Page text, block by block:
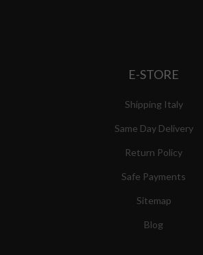
E-STORE
Shipping Italy
Same Day Delivery
Return Policy
Safe Payments
Sitemap
Blog